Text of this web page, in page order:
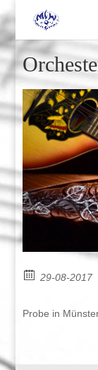
29-08-2017
Probe in